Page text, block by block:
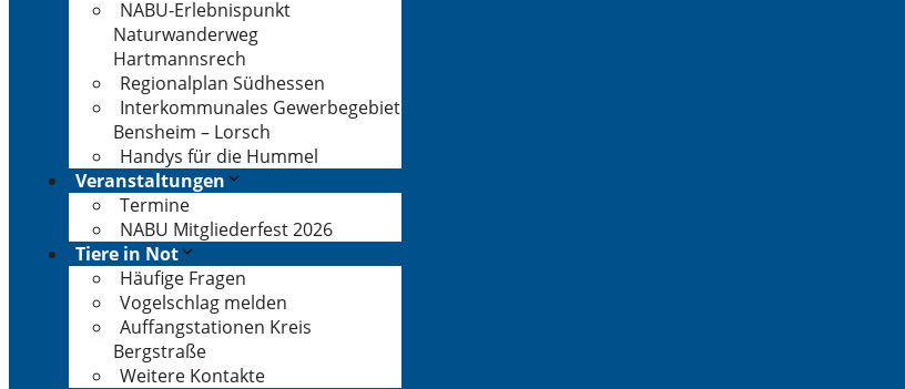
NABU-Erlebnispunkt
Naturwanderweg
Hartmannsrech
Regionalplan Südhessen
Interkommunales Gewerbegebiet
Bensheim – Lorsch
Handys für die Hummel
Veranstaltungen
Termine
NABU Mitgliederfest 2026
Tiere in Not
Häufige Fragen
Vogelschlag melden
Auffangstationen Kreis
Bergstraße
Weitere Kontakte